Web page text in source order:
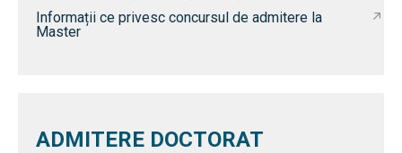
Informații ce privesc concursul de admitere la
Master
ADMITERE DOCTORAT